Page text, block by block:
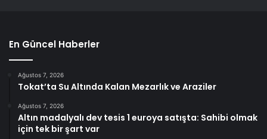
En Güncel Haberler
Ağustos 7, 2026
Tokat’ta Su Altında Kalan Mezarlık ve Araziler
Ağustos 7, 2026
Altın madalyalı dev tesis 1 euroya satışta: Sahibi olmak
için tek bir şart var